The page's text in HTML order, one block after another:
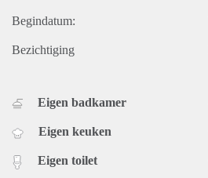
Begindatum:
Bezichtiging
Eigen badkamer
Eigen keuken
Eigen toilet